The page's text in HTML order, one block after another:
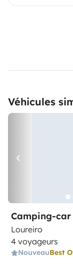
Véhicules
Camping-
Loureiro
4 voyageurs
NouveauBest